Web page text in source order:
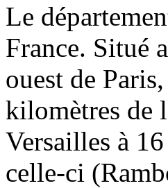
Le
France. Situé
ouest de
kilomètres de
Versailles à
celle-ci